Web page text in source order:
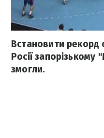
Встановити рекорд
Росії
змогли.